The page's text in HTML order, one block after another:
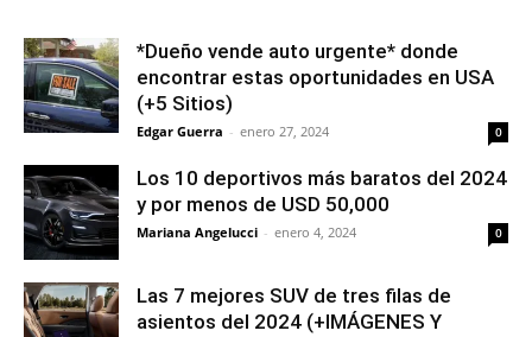
*Dueño vende auto urgente* donde
encontrar estas oportunidades en USA
(+5 Sitios)
Edgar Guerra - enero 27, 2024 0
Los 10 deportivos más baratos del 2024
y por menos de USD 50,000
Mariana Angelucci - enero 4, 2024 0
Las 7 mejores SUV de tres filas de
asientos del 2024 (+IMÁGENES Y